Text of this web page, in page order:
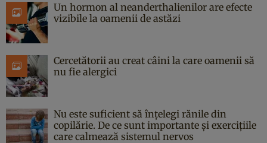
Un hormon al neanderthalienilor are efecte
vizibile la oamenii de astăzi
Cercetătorii au creat câini la care oamenii să
nu fie alergici
Nu este suficient să înțelegi rănile din
copilărie. De ce sunt importante și exercițiile
care calmează sistemul nervos